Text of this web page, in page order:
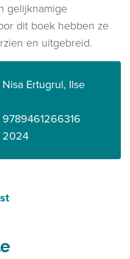
gelijknamige
dit boek hebben ze
en uitgebreid.
Nisa Ertugrul, Ilse
9789461266316
2024